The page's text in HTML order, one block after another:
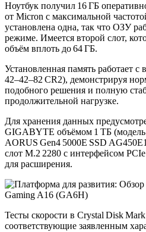
Ноутбук получил 16 ГБ
от Micron с максимальной
установлена одна, так что ОЗУ
режиме. Имеется второй слот,
объём вплоть до 64 ГБ.
Установленная память работает
42–42–82 CR2), демонстрируя
подобного решения и полную
продолжительной нагрузке.
Для хранения данных
GIGABYTE объёмом 1 ТБ (модель
AORUS Gen4 5000E SSD
слот M.2 2280 с интерфейсом
для расширения.
Тесты скорости в Crystal Disk Mark
соответствующие заявленным